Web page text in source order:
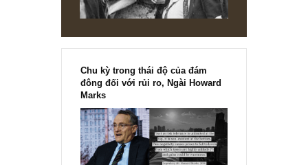
[Ấn phẩm kỳ 82], 36/36 trang,
chính thức phát hành!!